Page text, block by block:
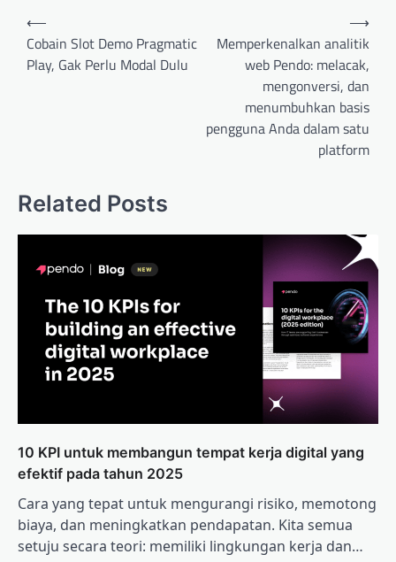
Post
navigation
⟵
Cobain Slot Demo Pragmatic
Play, Gak Perlu Modal Dulu
Memperkenalkan analitik
web Pendo: melacak,
mengonversi, dan
menumbuhkan basis
pengguna Anda dalam satu
platform
⟶
Related Posts
10 KPI untuk membangun tempat kerja digital yang
efektif pada tahun 2025
Cara yang tepat untuk mengurangi risiko, memotong
biaya, dan meningkatkan pendapatan. Kita semua
setuju secara teori: memiliki lingkungan kerja dan…